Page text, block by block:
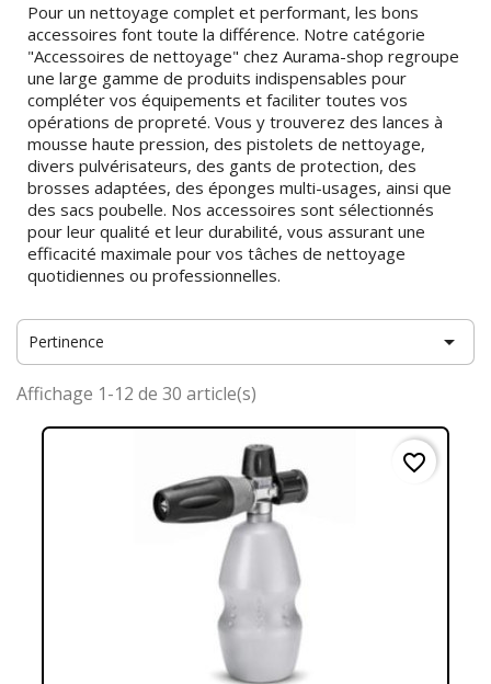
Pour un nettoyage complet et performant, les bons
accessoires font toute la différence. Notre catégorie
"Accessoires de nettoyage" chez Aurama-shop regroupe
une large gamme de produits indispensables pour
compléter vos équipements et faciliter toutes vos
opérations de propreté. Vous y trouverez des lances à
mousse haute pression, des pistolets de nettoyage,
divers pulvérisateurs, des gants de protection, des
brosses adaptées, des éponges multi-usages, ainsi que
des sacs poubelle. Nos accessoires sont sélectionnés
pour leur qualité et leur durabilité, vous assurant une
efficacité maximale pour vos tâches de nettoyage
quotidiennes ou professionnelles.
Pertinence 
Affichage 1-12 de 30 article(s)
favorite_border